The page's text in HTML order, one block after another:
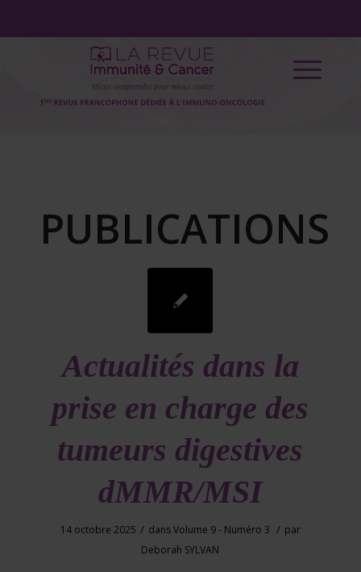
PUBLICATIONS
Actualités dans la
prise en charge des
tumeurs digestives
dMMR/MSI
14 octobre 2025 / dansVolume 9 - Numéro 3 / par
Deborah SYLVAN